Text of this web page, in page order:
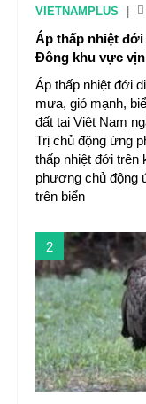
VIETNAMPLUS
Áp thấp nhiệt
Đông khu vực
Áp thấp nhiệt đới
mưa, gió mạnh,
đất tại Việt Nam
Trị chủ động ứng
thấp nhiệt đới trên
phương chủ động
trên biển
2